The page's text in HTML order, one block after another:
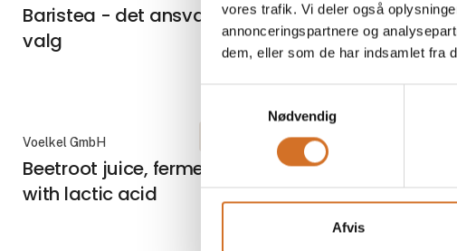
vores trafik. Vi deler også
annonceringspartnere og
dem, eller som de har indsamlet fra
Nødvendig
Afvis
Baristea - det ansvarlige Te
valg
Barudstyr fra
Professionel
moderne barer
På messen
Voelkel GmbH
Beetroot juice, fermented
with lactic acid
Betty's Lemonade v/
Partners
Betty's